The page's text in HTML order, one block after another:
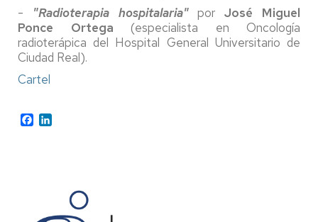
- "Radioterapia hospitalaria"porJosé Miguel
Ponce Ortega (especialista en Oncología
radioterápica del Hospital General Universitario de
Ciudad Real).
Cartel
Facebook